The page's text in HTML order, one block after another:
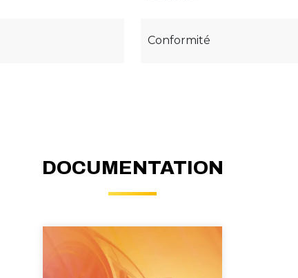
Conformité
DOCUMENTATION